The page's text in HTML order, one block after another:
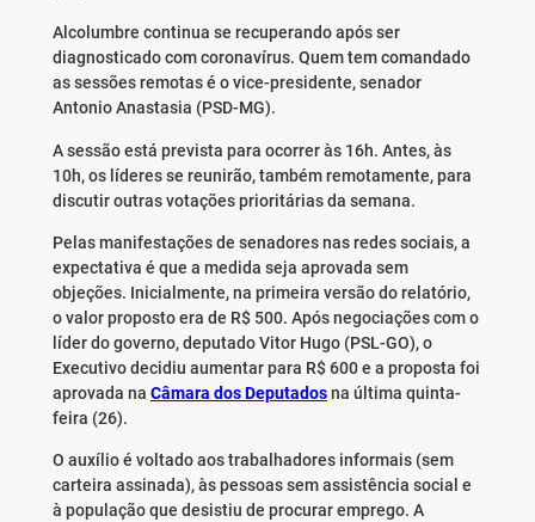
Alcolumbre continua se recuperando após ser
diagnosticado com coronavírus. Quem tem comandado
as sessões remotas é o vice-presidente, senador
Antonio Anastasia (PSD-MG).
A sessão está prevista para ocorrer às 16h. Antes, às
10h, os líderes se reunirão, também remotamente, para
discutir outras votações prioritárias da semana.
Pelas manifestações de senadores nas redes sociais, a
expectativa é que a medida seja aprovada sem
objeções. Inicialmente, na primeira versão do relatório,
o valor proposto era de R$ 500. Após negociações com o
líder do governo, deputado Vitor Hugo (PSL-GO), o
Executivo decidiu aumentar para R$ 600 e a proposta foi
aprovada na Câmara dos Deputadosna última quinta-
feira (26).
O auxílio é voltado aos trabalhadores informais (sem
carteira assinada), às pessoas sem assistência social e
à população que desistiu de procurar emprego. A